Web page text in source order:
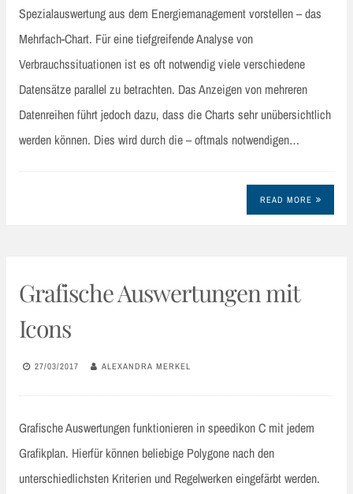
Spezialauswertung aus dem Energiemanagement vorstellen – das
Mehrfach-Chart. Für eine tiefgreifende Analyse von
Verbrauchssituationen ist es oft notwendig viele verschiedene
Datensätze parallel zu betrachten. Das Anzeigen von mehreren
Datenreihen führt jedoch dazu, dass die Charts sehr unübersichtlich
werden können. Dies wird durch die – oftmals notwendigen…
READ MORE
Grafische Auswertungen mit
Icons
27/03/2017 ALEXANDRA MERKEL
Grafische Auswertungen funktionieren in speedikon C mit jedem
Grafikplan. Hierfür können beliebige Polygone nach den
unterschiedlichsten Kriterien und Regelwerken eingefärbt werden.